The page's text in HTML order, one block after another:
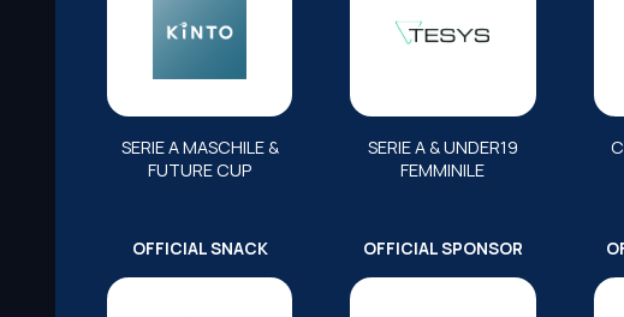
SERIE A MASCHILE &
FUTURE CUP
SERIE A & UNDER19
FEMMINILE
OFFICIAL SNACK OFFICIAL SPONSOR